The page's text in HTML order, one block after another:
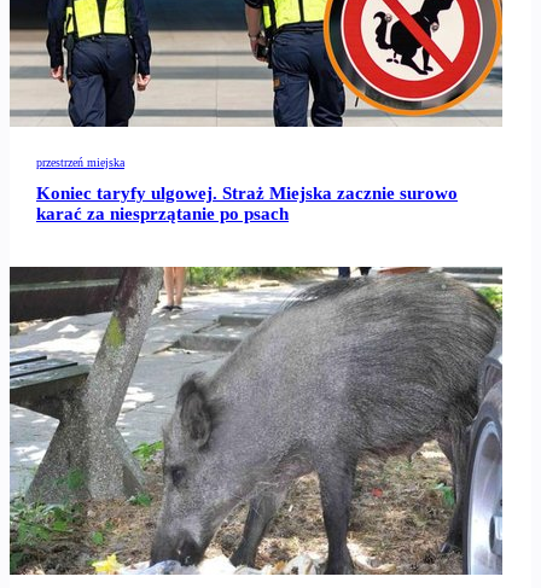
przestrzeń miejska
Koniec taryfy ulgowej. Straż Miejska zacznie surowo
karać za niesprzątanie po psach